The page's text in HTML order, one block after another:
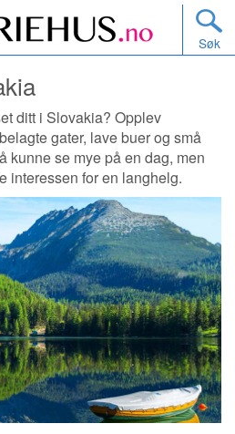
Søk
ditt i Slovakia? Opplev
gater, lave buer og små
kunne se mye på en dag, men
interessen for en langhelg.